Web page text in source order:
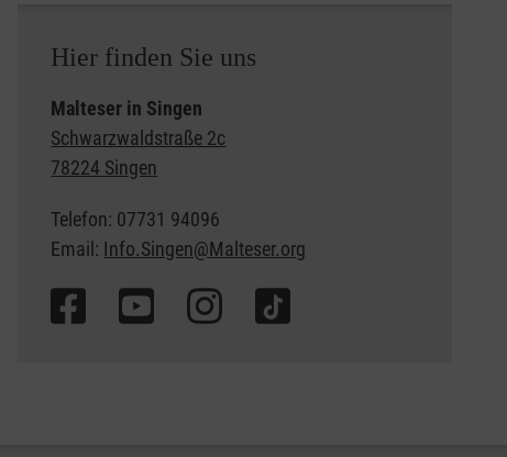
Hier finden Sie uns
Malteser in Singen
Schwarzwaldstraße 2c
78224 Singen
Telefon: 07731 94096
Email: Info.Singen@Malteser.org